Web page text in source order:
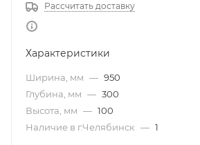
Рассчитать доставку
Характеристики
Ширина, мм — 950
Глубина, мм — 300
Высота, мм — 100
Наличие в г.Челябинск — 1